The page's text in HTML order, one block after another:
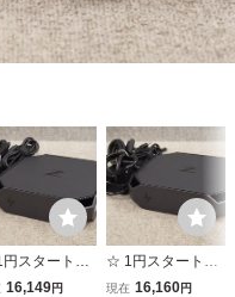
スタート！
☆ hp Z2 Min
16,149円
☆ 1円スタート！
[350] ☆ hp Z2 Min
現在 16,160円